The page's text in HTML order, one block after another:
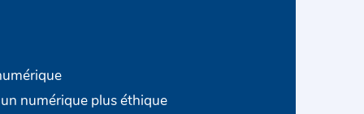
numérique plus éthique